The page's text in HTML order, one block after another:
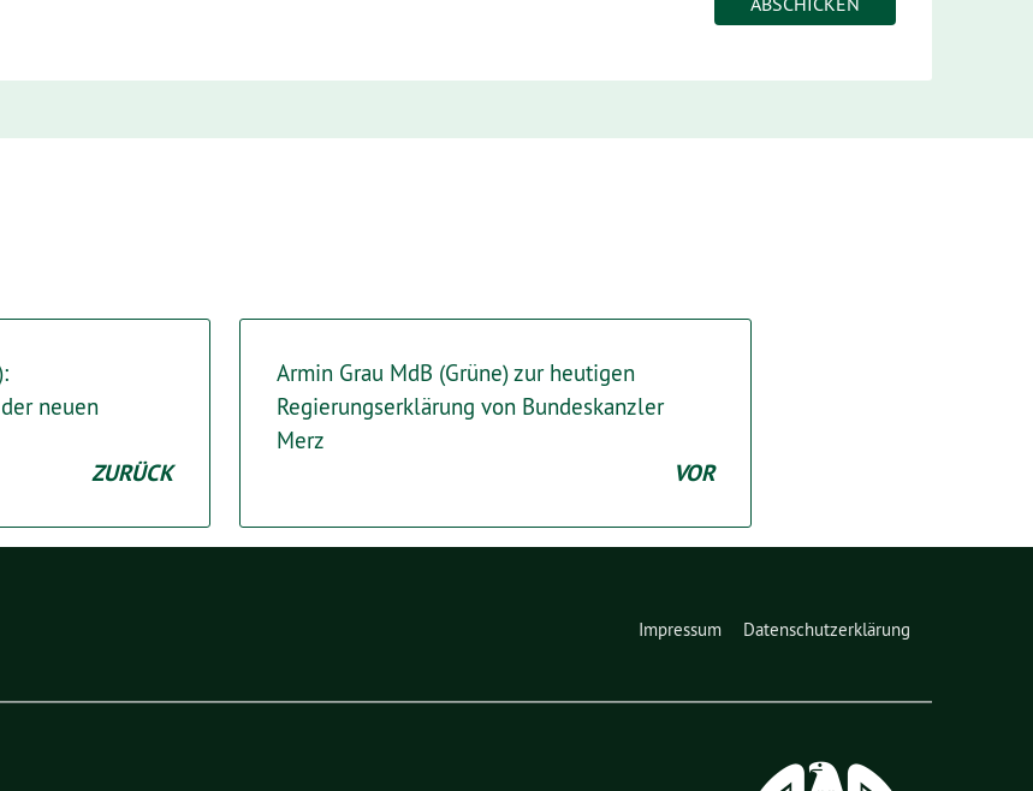
neuen
ZURÜCK
Armin Grau MdB (Grüne) zur heutigen
Regierungserklärung von Bundeskanzler
Merz
VOR
Impressum Datenschutzerklärung